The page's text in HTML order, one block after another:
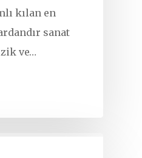
kılan en
sanat
ve…